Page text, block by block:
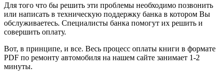
Для того что бы решить эти проблемы необходимо позвонить
или написать в техническую поддержку банка в котором Вы
обслуживаетесь. Специалисты банка помогут их решить и
совершить оплату.
Вот, в принципе, и все. Весь процесс оплаты книги в формате
PDF по ремонту автомобиля на нашем сайте занимает 1-2
минуты.